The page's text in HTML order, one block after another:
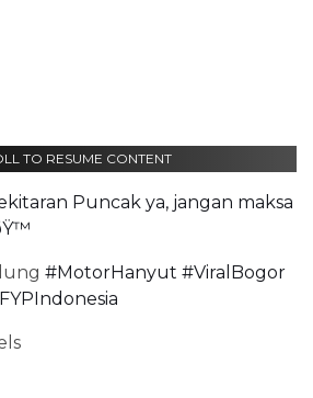
TO RESUME CONTENT
Puncak ya, jangan maksa
#MotorHanyut #ViralBogor